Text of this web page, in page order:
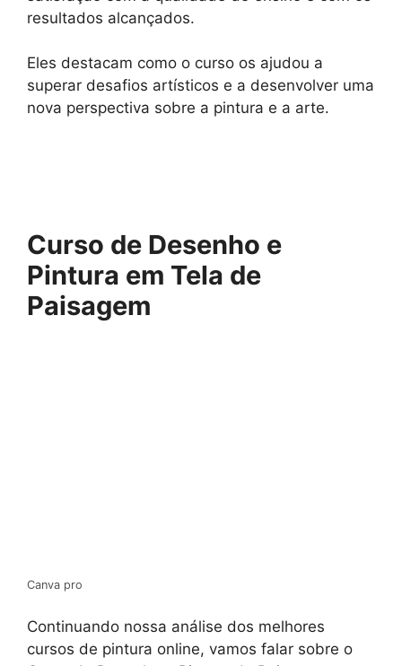
resultados alcançados.
Eles destacam como o curso os ajudou a
superar desafios artísticos e a desenvolver uma
nova perspectiva sobre a pintura e a arte.
Curso de Desenho e
Pintura em Tela de
Paisagem
Canva pro
Continuando nossa análise dos melhores
cursos de pintura online, vamos falar sobre o